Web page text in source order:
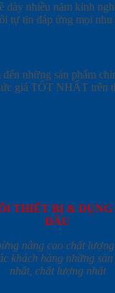
dày nhiều năm kinh
tự tin đáp ứng mọi nhu
đến những sản phẩm
giá TỐT NHẤT trên
THIẾT BỊ & DỤNG
ĐẦU
nâng cao chất
khách hàng những
nhất, chất lượng nhất